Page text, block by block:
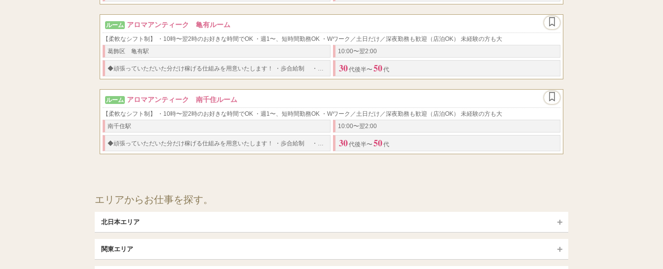
ルーム アロマアンティーク 亀有ルーム
【柔軟なシフト制】 ・10時〜翌2時のお好きな時間でOK ・週1〜、短時間勤務OK ・Wワーク／土日だけ／深夜勤務も歓迎（店泊OK） 未経験の方も大
葛飾区 亀有駅
10:00〜翌2:00
◆頑張っていただいた分だけ稼げる仕組みを用意いたします！ ・ 歩合給制 ・ 完全 30代後半〜 50代
ルーム アロマアンティーク 南千住ルーム
【柔軟なシフト制】 ・10時〜翌2時のお好きな時間でOK ・週1〜、短時間勤務OK ・Wワーク／土日だけ／深夜勤務も歓迎（店泊OK） 未経験の方も大
南千住駅
10:00〜翌2:00
◆頑張っていただいた分だけ稼げる仕組みを用意いたします！ ・ 歩合給制 ・ 完全 30代後半〜 50代
エリアからお仕事を探す。
北日本エリア
北海道（札幌・旭川・函館） 青森 岩手 (盛岡・北上)
宮城 (仙台)
関東エリア